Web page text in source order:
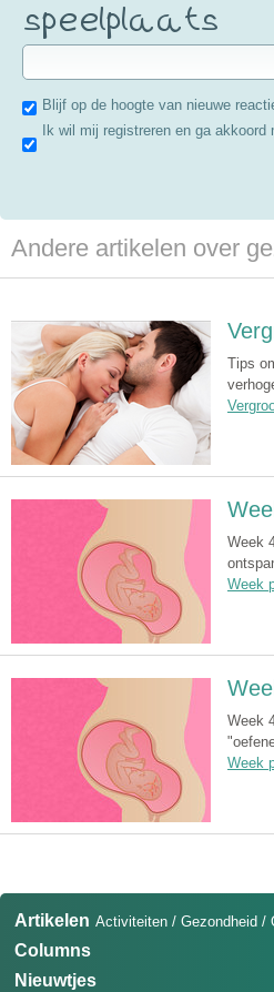
Blijf op de hoogte van nieuwe
Ik wil mij registreren en ga
Andere artikelen over
Tips
Week
Week
Week
Week
Artikelen Activiteiten / Gezondheid /
Columns
Nieuwtjes